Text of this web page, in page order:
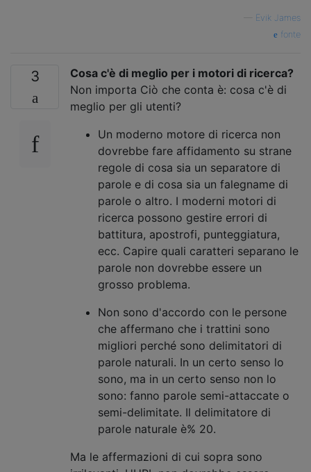
Evik James
fonte
3
Cosa c'è di meglio per i motori di ricerca?
Non importa Ciò che conta è: cosa c'è di
meglio per gli utenti?
Un moderno motore di ricerca non
dovrebbe fare affidamento su strane
regole di cosa sia un separatore di
parole e di cosa sia un falegname di
parole o altro. I moderni motori di
ricerca possono gestire errori di
battitura, apostrofi, punteggiatura,
ecc. Capire quali caratteri separano le
parole non dovrebbe essere un
grosso problema.
Non sono d'accordo con le persone
che affermano che i trattini sono
migliori perché sono delimitatori di
parole naturali. In un certo senso lo
sono, ma in un certo senso non lo
sono: fanno parole semi-attaccate o
semi-delimitate. Il delimitatore di
parole naturale è% 20.
Ma le affermazioni di cui sopra sono